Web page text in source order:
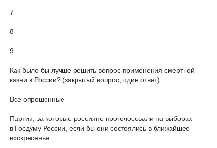
7
8
9
Как было бы лучше решить вопрос применения смертной
казни в России? (закрытый вопрос, один ответ)
Все опрошенные
Партии, за которые россияне проголосовали на выборах
в Госдуму России, если бы они состоялись в ближайшее
воскресенье